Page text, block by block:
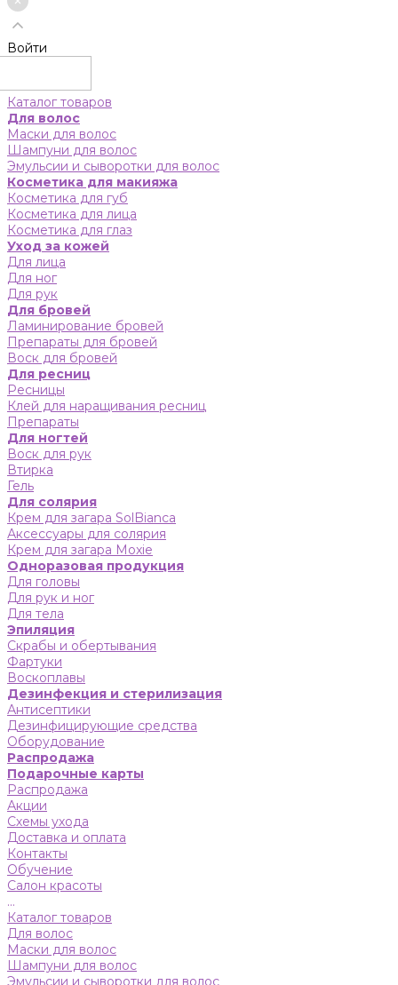
Войти
Каталог товаров
Для волос
Маски для волос
Шампуни для волос
Эмульсии и сыворотки для волос
Косметика для макияжа
Косметика для губ
Косметика для лица
Косметика для глаз
Уход за кожей
Для лица
Для ног
Для рук
Для бровей
Ламинирование бровей
Препараты для бровей
Воск для бровей
Для ресниц
Ресницы
Клей для наращивания ресниц
Препараты
Для ногтей
Воск для рук
Втирка
Гель
Для солярия
Крем для загара SolBianca
Аксессуары для солярия
Крем для загара Moxie
Одноразовая продукция
Для головы
Для рук и ног
Для тела
Эпиляция
Скрабы и обертывания
Фартуки
Воскоплавы
Дезинфекция и стерилизация
Антисептики
Дезинфицирующие средства
Оборудование
Распродажа
Подарочные карты
Распродажа
Акции
Схемы ухода
Доставка и оплата
Контакты
Обучение
Салон красоты
...
Каталог товаров
Для волос
Маски для волос
Шампуни для волос
Эмульсии и сыворотки для волос